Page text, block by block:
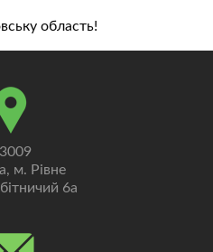
область!
м. Рівне
6а